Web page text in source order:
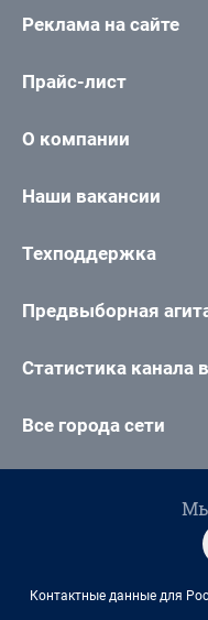
Реклама на сайте
Прайс-лист
О компании
Наши вакансии
Техподдержка
Предвыборная
Статистика канала
Все города сети
Мы
Контактные данные для